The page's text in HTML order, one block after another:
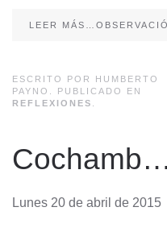
LEER
ESCRITO POR HUMBERTO
PAYNO. PUBLICADO EN
REFLEXIONES
Cochambre Ancestral de la Consciencia
Lunes 20 de abril de 2015